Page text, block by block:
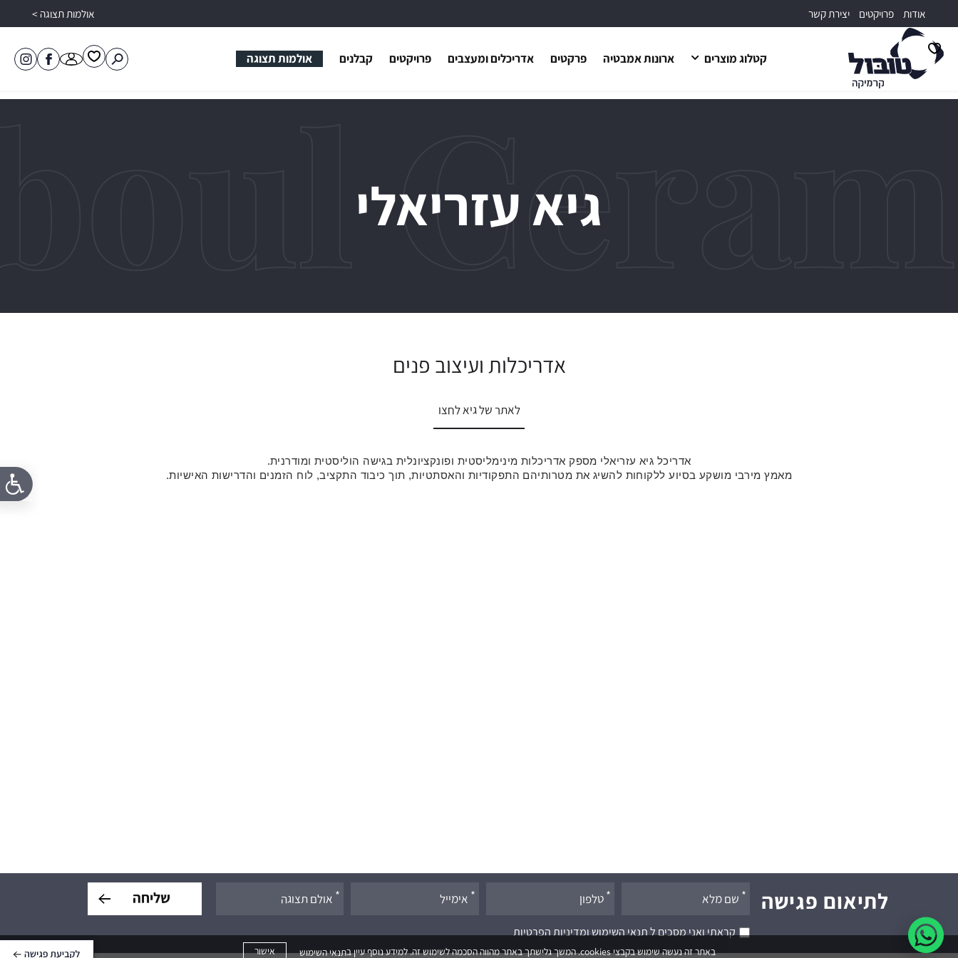
באתר זה נעשה שימוש בקבצי cookies. המשך גלישתך באתר מהווה הסכמה לשימוש זה. למידע נוסף עיין ב תנאי השימוש אישור
דלג לסרגל הניווט
דלג לתוכןאודות פרויקטים יצירת קשר אולמות תצוגה >
טובול
באינסטגרם
לעמוד
של
פתיחת
משתמש
פתיחת
למשתמש
קטלוג מוצרים ארונות אמבטיה פרקטים אדריכלים ומעצבים פרויקטים קבלנים אולמות תצוגה
פתיחת
מועדפים
למשתמש
ליהנות מהיתרונות של משתמש רשום
כבר עכשיו.
להרשמה
גיא עזריאלי
אדריכלות ועיצוב פנים
לאתר של גיאלחצו
אדריכל גיא עזריאלי מספק אדריכלות מינימליסטית ופונקציונלית בגישה הוליסטית ומודרנית.
מאמץ מירבי מושקע בסיוע ללקוחות להשיג את מטרותיהם התפקודיות והאסתטיות, תוך כיבוד התקציב, לוח הזמנים והדרישות האישיות.
לתיאום פגישה
אנא
אתקראתי ואני מסכים ל תנאי השימוש ומדיניות הפרטיות